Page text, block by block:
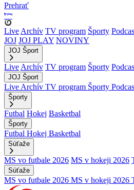
Prehrať
Live Archív TV program Športy
JOJ JOJ PLAY NOVINY
JOJ Šport
Live Archív TV program Športy
JOJ Šport
Live Archív TV program Športy
Športy
Futbal Hokej Basketbal
Športy
Futbal Hokej Basketbal
Súťaže
MS vo futbale 2026 MS v hokeji 2026
Súťaže
MS vo futbale 2026 MS v hokeji 2026